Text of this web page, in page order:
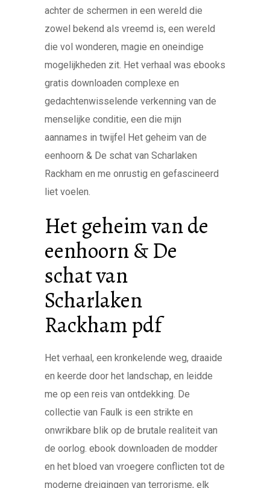
achter de schermen in een wereld die
zowel bekend als vreemd is, een wereld
die vol wonderen, magie en oneindige
mogelijkheden zit. Het verhaal was ebooks
gratis downloaden complexe en
gedachtenwisselende verkenning van de
menselijke conditie, een die mijn
aannames in twijfel Het geheim van de
eenhoorn & De schat van Scharlaken
Rackham en me onrustig en gefascineerd
liet voelen.
Het geheim van de
eenhoorn & De
schat van
Scharlaken
Rackham pdf
Het verhaal, een kronkelende weg, draaide
en keerde door het landschap, en leidde
me op een reis van ontdekking. De
collectie van Faulk is een strikte en
onwrikbare blik op de brutale realiteit van
de oorlog. ebook downloaden de modder
en het bloed van vroegere conflicten tot de
moderne dreigingen van terrorisme, elk